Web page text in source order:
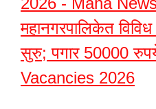
महानगरपालिकेत
सुरु; पगार 50000
Vacancies 2026